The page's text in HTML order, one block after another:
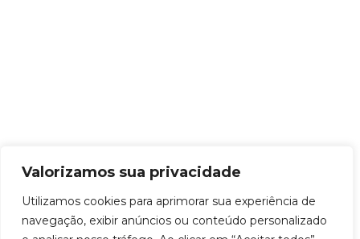
Valorizamos sua privacidade
Utilizamos cookies para aprimorar sua experiência de
navegação, exibir anúncios ou conteúdo personalizado